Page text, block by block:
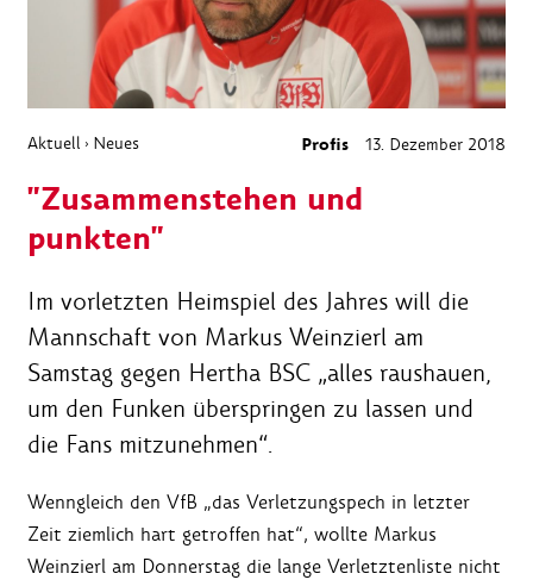
Aktuell › Neues Profis 13. Dezember 2018
"Zusammenstehen und
punkten"
Im vorletzten Heimspiel des Jahres will die
Mannschaft von Markus Weinzierl am
Samstag gegen Hertha BSC „alles raushauen,
um den Funken überspringen zu lassen und
die Fans mitzunehmen“.
Wenngleich den VfB „das Verletzungspech in letzter
Zeit ziemlich hart getroffen hat“, wollte Markus
Weinzierl am Donnerstag die lange Verletztenliste nicht